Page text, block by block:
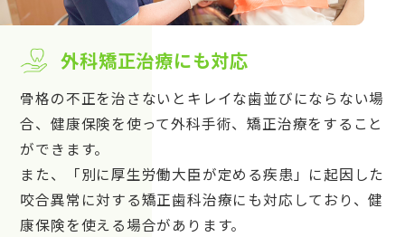
外科矯正治療にも対応
骨格の不正を治さないとキレイな歯並びにならない場
合、健康保険を使って外科手術、矯正治療をすること
ができます。
また、「別に厚生労働大臣が定める疾患」に起因した
咬合異常に対する矯正歯科治療にも対応しており、健
康保険を使える場合があります。